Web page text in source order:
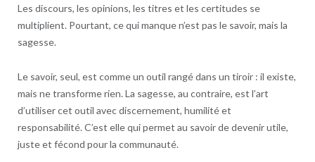
Les discours, les opinions, les titres et les certitudes se
multiplient. Pourtant, ce qui manque n’est pas le savoir, mais la
sagesse.
Le savoir, seul, est comme un outil rangé dans un tiroir : il existe,
mais ne transforme rien. La sagesse, au contraire, est l’art
d’utiliser cet outil avec discernement, humilité et
responsabilité. C’est elle qui permet au savoir de devenir utile,
juste et fécond pour la communauté.